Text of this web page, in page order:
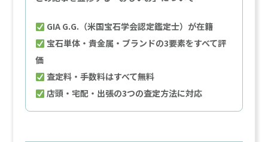
GIA G.G.（米国宝石学会認定鑑定士）が在籍
宝石単体・貴金属・ブランドの3要素をすべて評
価
査定料・手数料はすべて無料
店頭・宅配・出張の3つの査定方法に対応